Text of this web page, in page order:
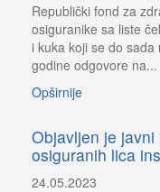
Republički fond za
osiguranike sa liste
i kuka koji se do
godine odgovore na...
Opširnije
Objavljen je
osiguranih lica
24.05.2023